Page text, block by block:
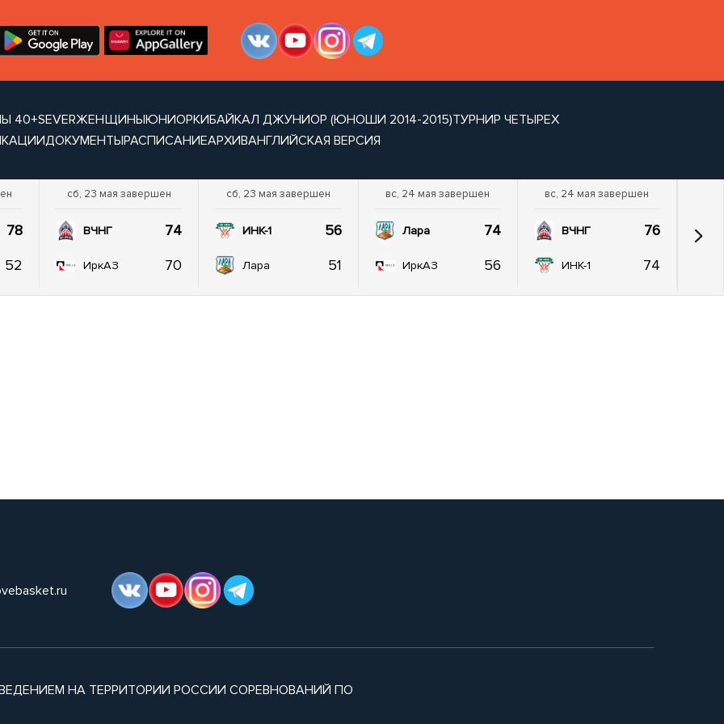
40+SEVERЖЕНЩИНЫЮНИОРКИБАЙКАЛ ДЖУНИОР (ЮНОШИ 2014-2015)ТУРНИР ЧЕТЫРЕХ
ДОКУМЕНТЫРАСПИСАНИЕАРХИВАНГЛИЙСКАЯ ВЕРСИЯ
78
52
сб, 23 мая завершен
ВЧНГ 74
ИркАЗ 70
сб, 23 мая завершен
ИНК-1 56
Лара 51
вс, 24 мая завершен
Лара 74
ИркАЗ 56
вс, 24 мая завершен
ВЧНГ 76
ИНК-1 74
НА ТЕРРИТОРИИ РОССИИ СОРЕВНОВАНИЙ ПО